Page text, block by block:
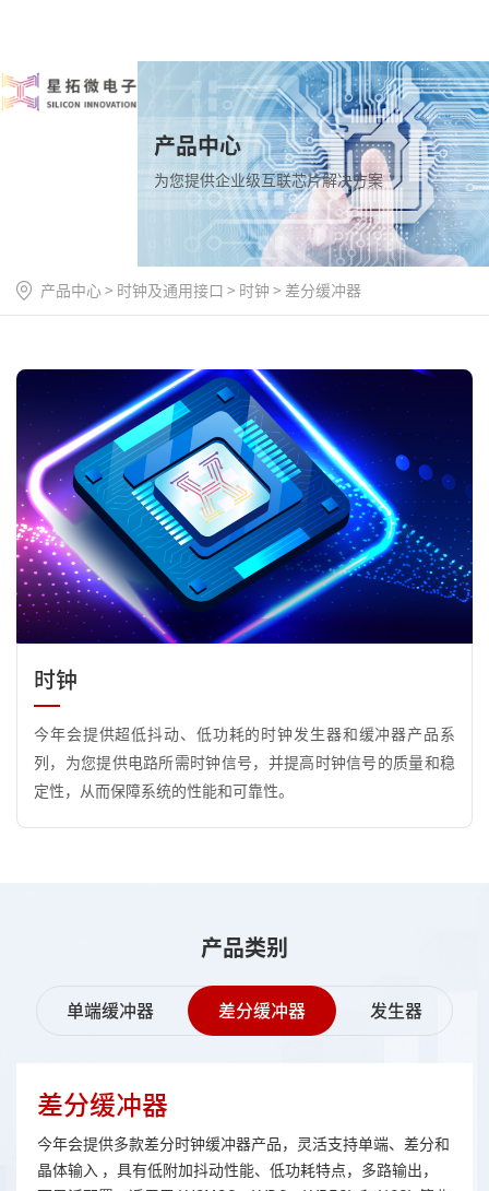
产品中心
为您提供企业级互联芯片解决方案
产品中心 > 时钟及通用接口 > 时钟 > 差分缓冲器
时钟
今年会提供超低抖动、低功耗的时钟发生器和缓冲器产品系
列，为您提供电路所需时钟信号，并提高时钟信号的质量和稳
定性，从而保障系统的性能和可靠性。
产品类别
单端缓冲器 差分缓冲器 发生器
差分缓冲器
今年会提供多款差分时钟缓冲器产品，灵活支持单端、差分和
晶体输入 ，具有低附加抖动性能、低功耗特点，多路输出，